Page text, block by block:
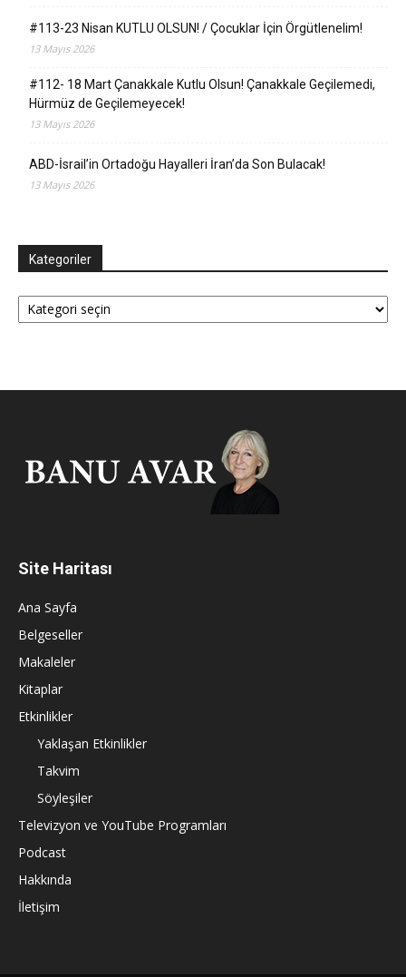
#113-23 Nisan KUTLU OLSUN! / Çocuklar İçin Örgütlenelim!
13 Mayıs 2026
#112- 18 Mart Çanakkale Kutlu Olsun! Çanakkale Geçilemedi,
Hürmüz de Geçilemeyecek!
13 Mayıs 2026
ABD-İsrail’in Ortadoğu Hayalleri İran’da Son Bulacak!
13 Mayıs 2026
Kategoriler
Kategoriler
Site Haritası
Ana Sayfa
Belgeseller
Makaleler
Kitaplar
Etkinlikler
Yaklaşan Etkinlikler
Takvim
Söyleşiler
Televizyon ve YouTube Programları
Podcast
Hakkında
İletişim